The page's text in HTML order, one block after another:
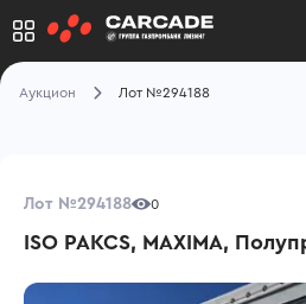
Аукцион Лот №294188
Лот №294188 0
ISO PAKCS, MAXIMA,